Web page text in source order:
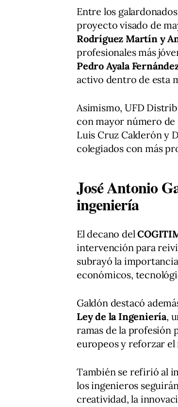
Entre los
proyecto visado de
Rodríguez Martín y
profesionales más
Pedro Ayala
activo dentro de esta
Asimismo, UFD
con mayor número de
Luis Cruz Calderón y
colegiados con más
José Antonio
ingeniería
El decano del
intervención para
subrayó la
económicos,
Galdón destacó
Ley de la Ingeniería,
ramas de la profesión
europeos y reforzar
También se refirió al
los ingenieros
creatividad, la